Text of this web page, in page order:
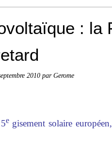
: la
2010 par Gerome
egisement solaire